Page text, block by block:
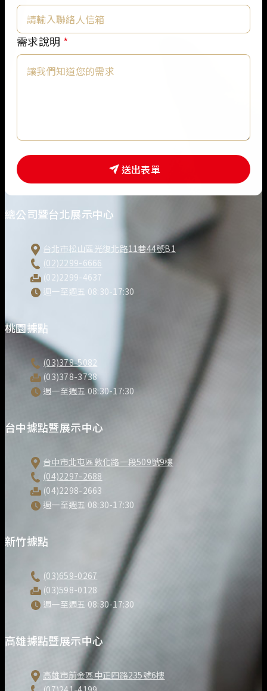
總公司暨台北展示中心
台北市松山區光復北路11巷44號B1
(02)2299-6666
(02)2299-4637
週一至週五 08:30-17:30
桃園據點
(03)378-5082
(03)378-3738
週一至週五 08:30-17:30
台中據點暨展示中心
台中市北屯區敦化路一段509號9樓
(04)2297-2688
(04)2298-2663
週一至週五 08:30-17:30
新竹據點
(03)659-0267
(03)598-0128
週一至週五 08:30-17:30
高雄據點暨展示中心
高雄市前金區中正四路235號6樓
聯
絡
人
絡
人
信
箱
需求說明 *
送出表單